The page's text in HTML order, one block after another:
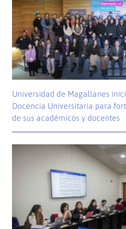
Universidad de Magallanes
Docencia Universitaria para
de sus académicos y docentes